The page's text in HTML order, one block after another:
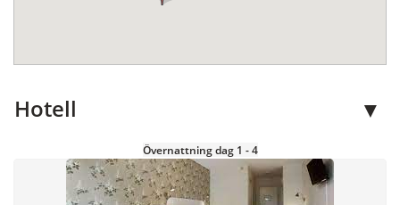
Hotell
Övernattning dag 1 - 4